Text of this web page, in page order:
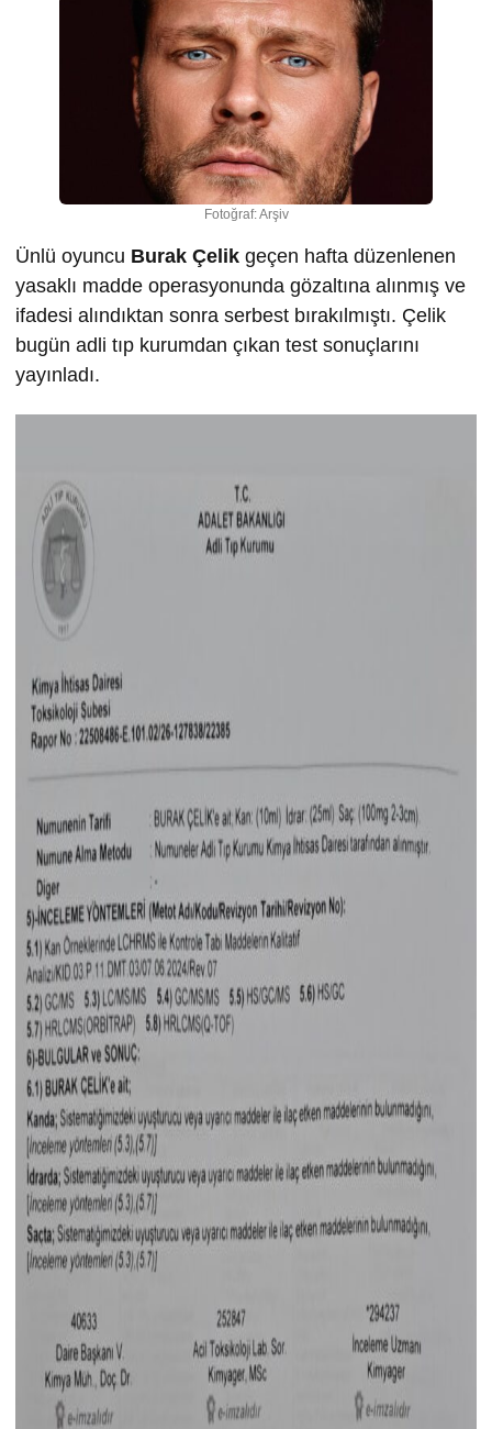
Fotoğraf: Arşiv
Ünlü oyuncu Burak Çelik geçen hafta düzenlenen
yasaklı madde operasyonunda gözaltına alınmış ve
ifadesi alındıktan sonra serbest bırakılmıştı. Çelik
bugün adli tıp kurumdan çıkan test sonuçlarını
yayınladı.